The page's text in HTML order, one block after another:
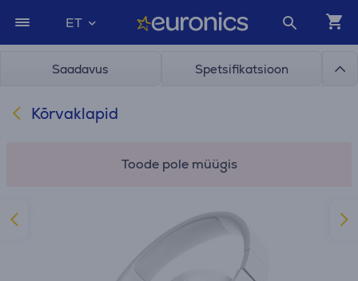
ET
Saadavus Spetsifikatsioon
Kõrvaklapid
Toode pole müügis